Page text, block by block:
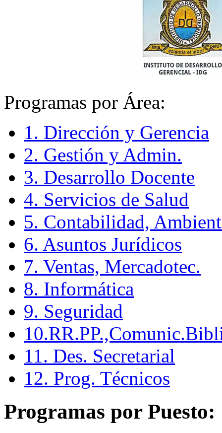
Programas por Área:
1. Dirección y Gerencia
2. Gestión y Admin.
3. Desarrollo Docente
4. Servicios de Salud
5. Contabilidad,
6. Asuntos Jurídicos
7. Ventas, Mercadotec.
8. Informática
9. Seguridad
11. Des. Secretarial
12. Prog. Técnicos
Programas por Puesto: